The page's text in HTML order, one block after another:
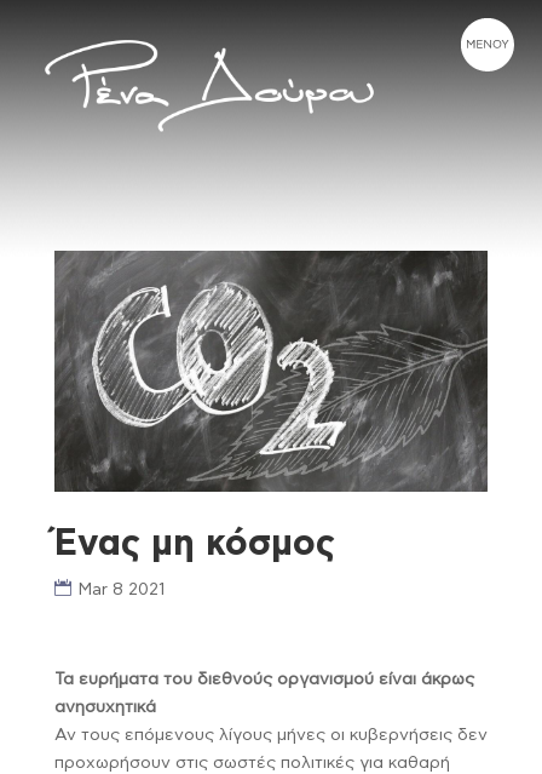
Ένας μη κόσμος
Mar 8 2021
Τα ευρήματα του διεθνούς οργανισμού είναι άκρως
ανησυχητικά
Αν τους επόμενους λίγους μήνες οι κυβερνήσεις δεν
προχωρήσουν στις σωστές πολιτικές για καθαρή